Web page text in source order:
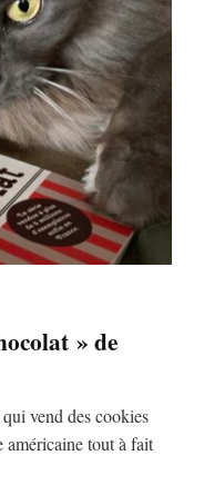
» de
vend des cookies
américaine tout à fait